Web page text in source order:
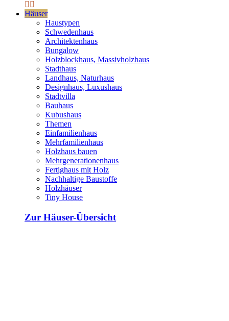
Häuser
Haustypen
Schwedenhaus
Architektenhaus
Bungalow
Holzblockhaus, Massivholzhaus
Stadthaus
Landhaus, Naturhaus
Designhaus, Luxushaus
Stadtvilla
Bauhaus
Kubushaus
Themen
Einfamilienhaus
Mehrfamilienhaus
Holzhaus bauen
Mehrgenerationenhaus
Fertighaus mit Holz
Nachhaltige Baustoffe
Holzhäuser
Tiny House
Zur Häuser-Übersicht